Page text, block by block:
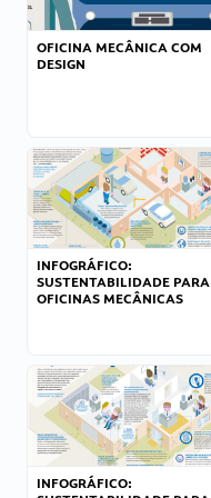
OFICINA MECÂNICA COM
DESIGN
INFOGRÁFICO:
SUSTENTABILIDADE PARA
OFICINAS MECÂNICAS
INFOGRÁFICO: